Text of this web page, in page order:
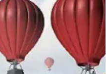
Accionistas